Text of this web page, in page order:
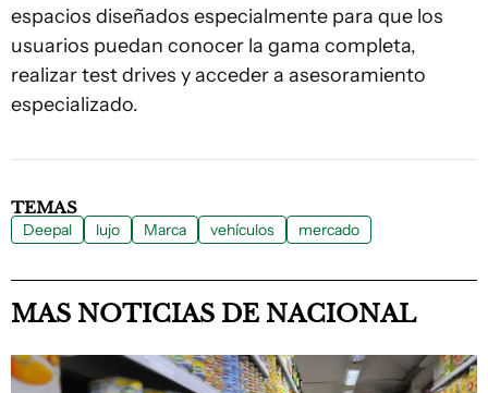
espacios diseñados especialmente para que los
usuarios puedan conocer la gama completa,
realizar test drives y acceder a asesoramiento
especializado.
TEMAS
Deepal lujo Marca vehículos mercado
MAS NOTICIAS DE NACIONAL